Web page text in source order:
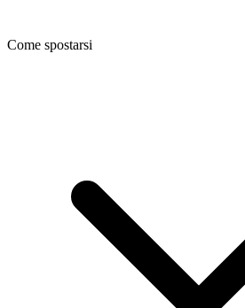
Come spostarsi